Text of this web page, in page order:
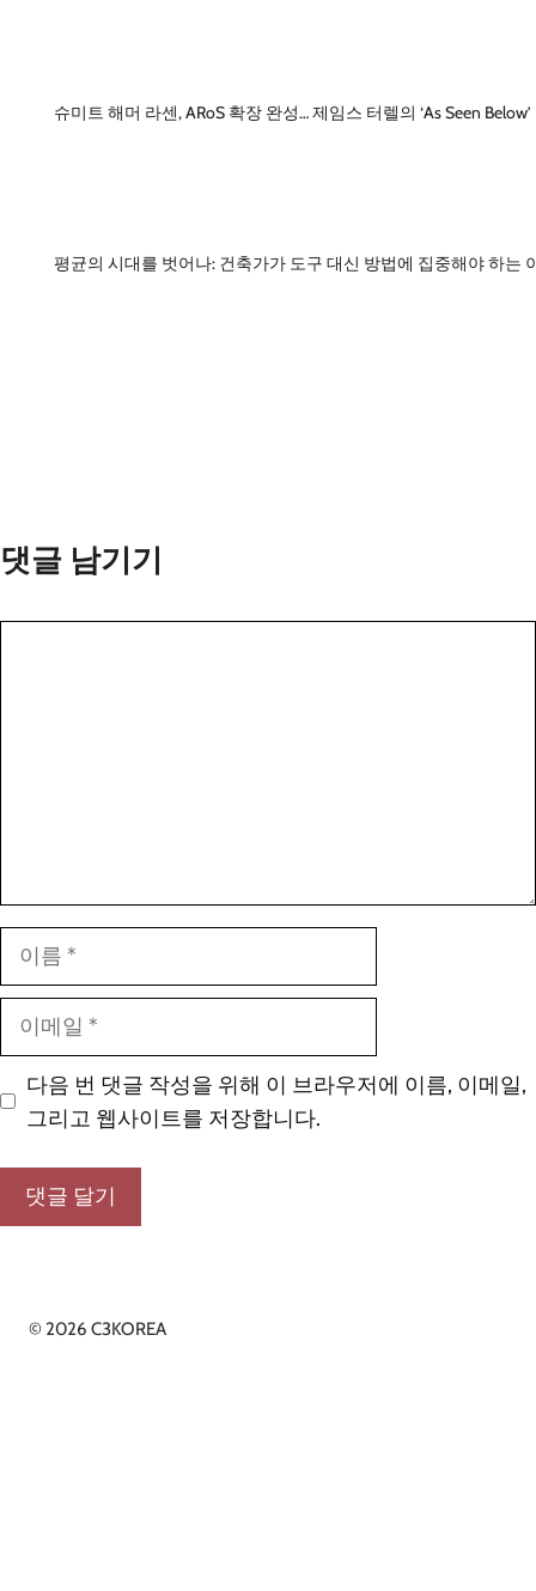
슈미트 해머 라센, ARoS 확장 완성… 제임스 터렐의 ‘As Seen
평균의 시대를 벗어나: 건축가가 도구 대신 방법에 집중해야 하는
댓글 남기기
다음 번 댓글 작성을 위해 이 브라우저에 이름, 이메일,
그리고 웹사이트를 저장합니다.
© 2026 C3KOREA